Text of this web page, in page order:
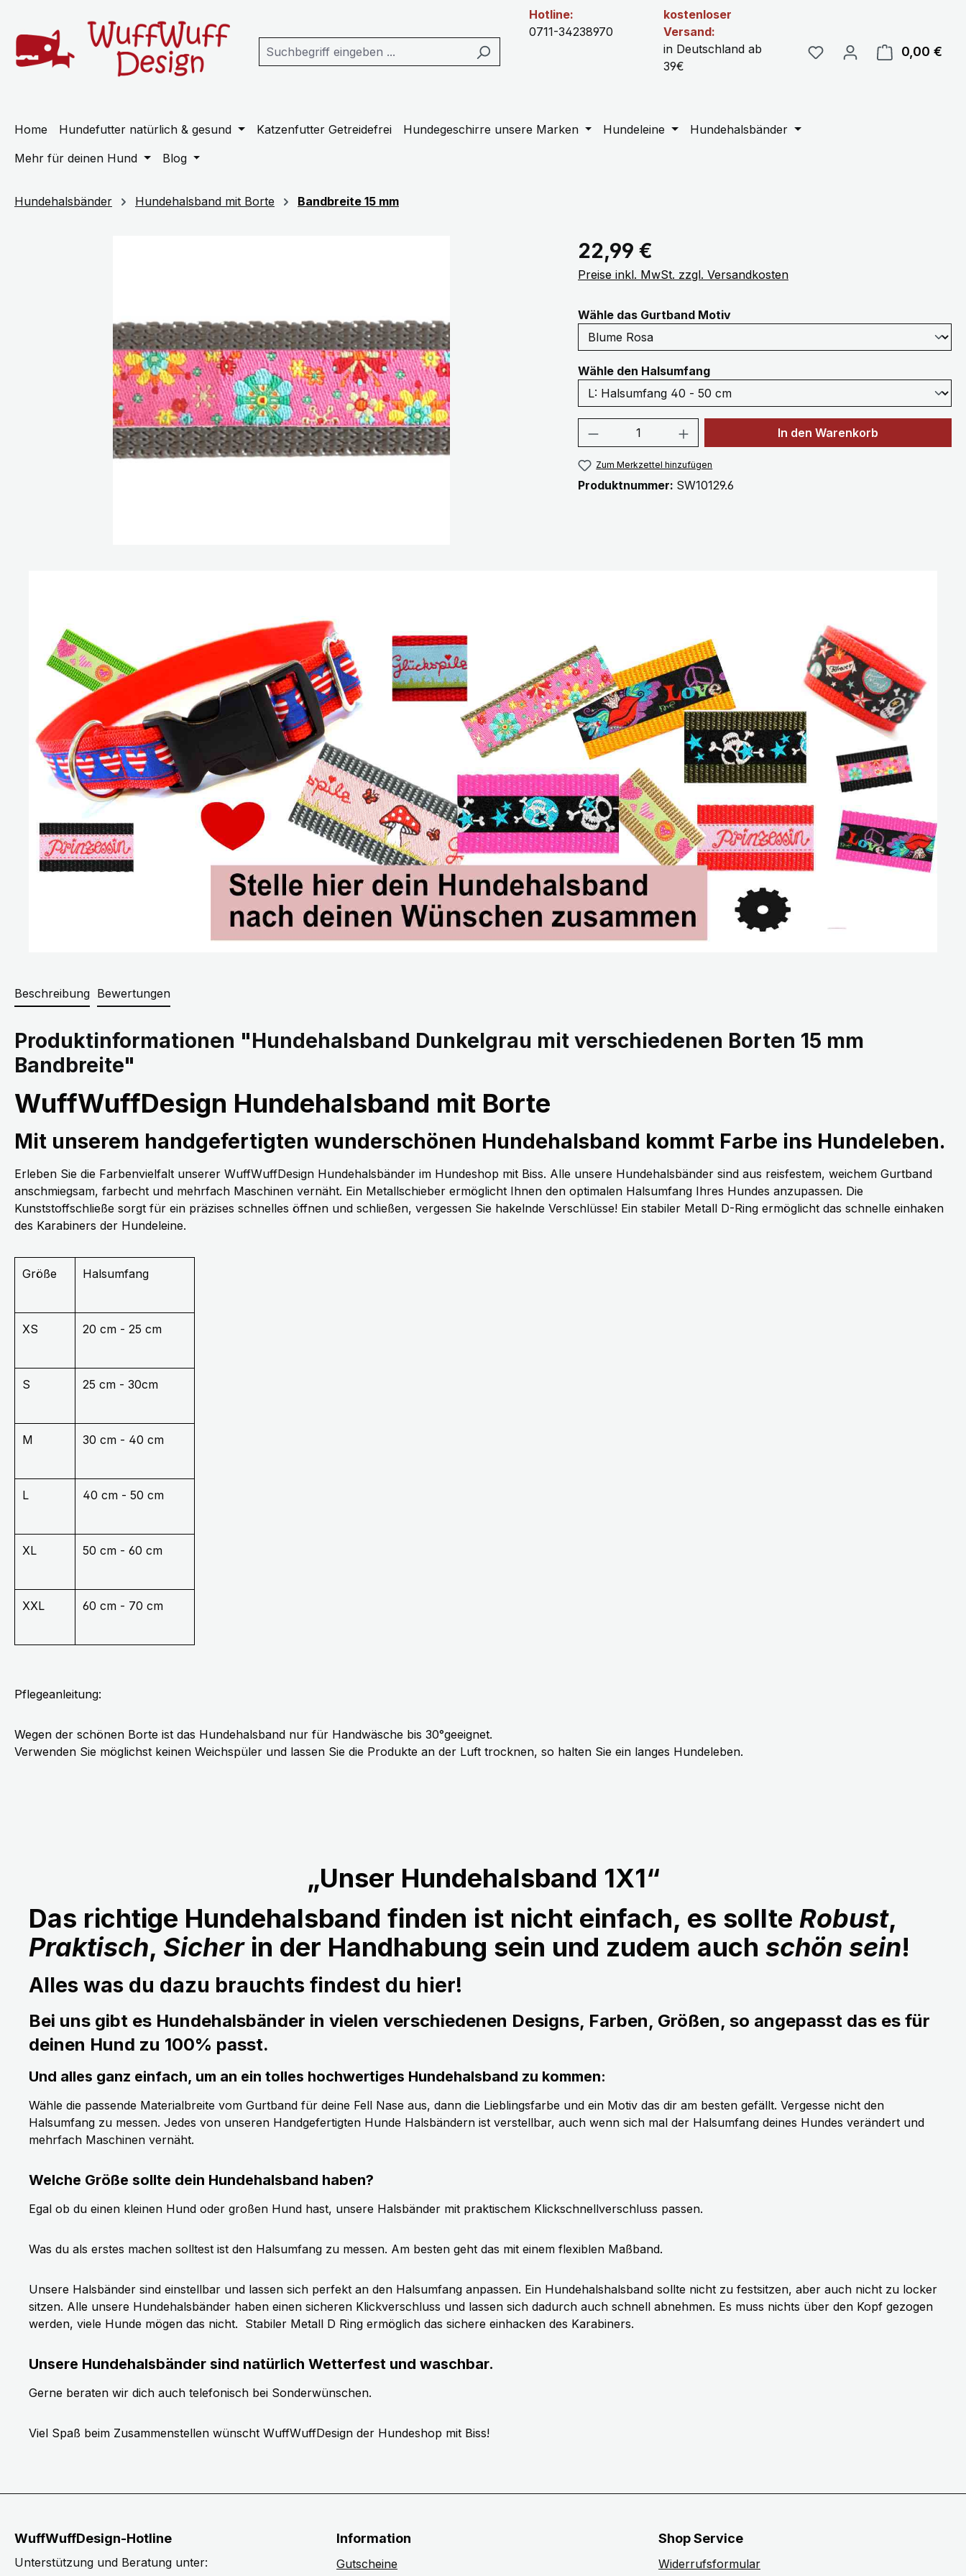
Hotline:
0711-34238970
kostenloser
Versand:
in Deutschland ab
39€
0,00 €
Home Hundefutter natürlich & gesund Katzenfutter Getreidefrei Hundegeschirre unsere Marken Hundeleine
Hundehalsbänder
Mehr für deinen Hund
Blog
Hundehalsbänder Hundehalsband mit Borte Bandbreite 15 mm
Regulärer Preis:
22,99 €
Preise inkl. MwSt. zzgl. Versandkosten
Wähle das Gurtband Motivauswählen
Wähle den Halsumfangauswählen
Produkt Anzahl: Gib den gewünschten Wert
In den Warenkorb
Zum Merkzettel hinzufügen
Produktnummer: SW10129.6
Beschreibung Bewertungen
Produktinformationen "Hundehalsband Dunkelgrau mit verschiedenen Borten 15 mm
Bandbreite"
WuffWuffDesign Hundehalsband mit Borte
Mit unserem handgefertigten wunderschönen Hundehalsband kommt Farbe ins Hundeleben.
Erleben Sie die Farbenvielfalt unserer WuffWuffDesign Hundehalsbänder im Hundeshop mit Biss. Alle unsere Hundehalsbänder sind aus reisfestem, weichem Gurtband
anschmiegsam, farbecht und mehrfach Maschinen vernäht. Ein Metallschieber ermöglicht Ihnen den optimalen Halsumfang Ihres Hundes anzupassen. Die
Kunststoffschließe sorgt für ein präzises schnelles öffnen und schließen, vergessen Sie hakelnde Verschlüsse! Ein stabiler Metall D-Ring ermöglicht das schnelle einhaken
des Karabiners der Hundeleine.
Größe Halsumfang
XS 20 cm - 25 cm
S 25 cm - 30cm
M 30 cm - 40 cm
L 40 cm - 50 cm
XL 50 cm - 60 cm
XXL 60 cm - 70 cm
Pflegeanleitung:
Wegen der schönen Borte ist das Hundehalsband nur für Handwäsche bis 30°geeignet.
Verwenden Sie möglichst keinen Weichspüler und lassen Sie die Produkte an der Luft trocknen, so halten Sie ein langes Hundeleben.
„Unser Hundehalsband 1X1“
Das richtige Hundehalsband finden ist nicht einfach, es sollte Robust,
Praktisch, Sicherin der Handhabung sein und zudem auch schön sein!
Alles was du dazu brauchts findest du hier!
Bei uns gibt es Hundehalsbänder in vielen verschiedenen Designs, Farben, Größen, so angepasst das es für
deinen Hund zu 100% passt.
Und alles ganz einfach, um an ein tolles hochwertiges Hundehalsband zu kommen:
Wähle die passende Materialbreite vom Gurtband für deine Fell Nase aus, dann die Lieblingsfarbe und ein Motiv das dir am besten gefällt. Vergesse nicht den
Halsumfang zu messen. Jedes von unseren Handgefertigten Hunde Halsbändern ist verstellbar, auch wenn sich mal der Halsumfang deines Hundes verändert und
mehrfach Maschinen vernäht.
Welche Größe sollte dein Hundehalsband haben?
Egal ob du einen kleinen Hund oder großen Hund hast, unsere Halsbänder mit praktischem Klickschnellverschluss passen.
Was du als erstes machen solltest ist den Halsumfang zu messen. Am besten geht das mit einem flexiblen Maßband.
Unsere Halsbänder sind einstellbar und lassen sich perfekt an den Halsumfang anpassen. Ein Hundehalshalsband sollte nicht zu festsitzen, aber auch nicht zu locker
sitzen. Alle unsere Hundehalsbänder haben einen sicheren Klickverschluss und lassen sich dadurch auch schnell abnehmen. Es muss nichts über den Kopf gezogen
werden, viele Hunde mögen das nicht. Stabiler Metall D Ring ermöglich das sichere einhacken des Karabiners.
Unsere Hundehalsbänder sind natürlich Wetterfest und waschbar.
Gerne beraten wir dich auch telefonisch bei Sonderwünschen.
Viel Spaß beim Zusammenstellen wünscht WuffWuffDesign der Hundeshop mit Biss!
WuffWuffDesign-Hotline
Unterstützung und Beratung unter:
Information
Gutscheine
Shop Service
Widerrufsformular